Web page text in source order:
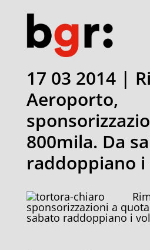
17 03 2014 |
Aeroporto,
800mila. Da
raddoppiano
sponsorizzazioni a
sabato raddoppiano i